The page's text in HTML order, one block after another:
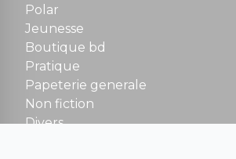
NOUS CONTACTER
contact@la-griffe-noire.com
Polar
Jeunesse
Boutique bd
Pratique
Papeterie generale
Non fiction
Divers